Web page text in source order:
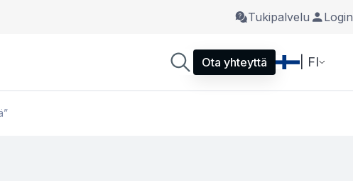
Tukipalvelu Login
Ota yhteyttä | FI